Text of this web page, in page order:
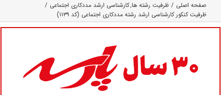
صفحه اصلی ظرفیت رشته ها کارشناسی ارشد مددکاری اجتماعی
ظرفیت کنکور کارشناسی ارشد رشته مددکاری اجتماعی (کد ۱۱۳۹)